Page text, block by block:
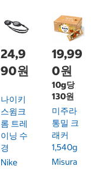
24,9
90원
나이키
스윔크
롬 트레
이닝 수
경
Nike
19,99
0원
10g당
130원
미주라
통밀 크
래커
1,540g
Misura